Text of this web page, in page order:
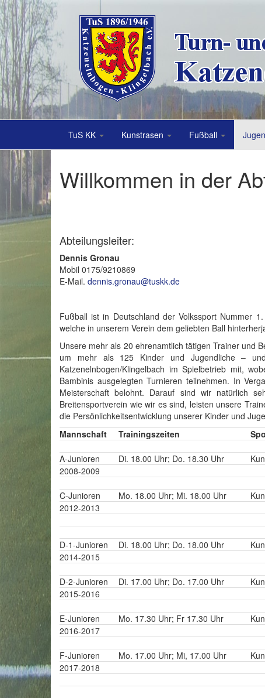
TuS KK Kunstrasen Fußball
Willkommen in der
Abteilungsleiter:
Dennis Gronau
Mobil 0175/9210869
E-Mail. dennis.gronau@tuskk.de
Fußball ist in Deutschland der Volkssport Nummer
welche in unserem Verein dem geliebten Ball
Unsere mehr als 20 ehrenamtlich tätigen Trainer und
um mehr als 125 Kinder und Jugendliche –
Katzenelnbogen/Klingelbach im Spielbetrieb mit,
Bambinis ausgelegten Turnieren teilnehmen. In
Meisterschaft belohnt. Darauf sind wir natürlich
Breitensportverein wie wir es sind, leisten unsere
die Persönlichkeitsentwicklung unserer Kinder und
Mannschaft
Trainingszeiten
A-Junioren Di. 18.00 Uhr; Do. 18.30 Uhr
2008-2009
C-Junioren Mo. 18.00 Uhr; Mi. 18.00 Uhr
2012-2013
D-1-Junioren Di. 18.00 Uhr; Do. 18.00 Uhr
2014-2015
D-2-Junioren Di. 17.00 Uhr; Do. 17.00 Uhr
2015-2016
E-Junioren Mo. 17.30 Uhr; Fr 17.30 Uhr
2016-2017
F-Junioren Mo. 17.00 Uhr; Mi, 17.00 Uhr
2017-2018